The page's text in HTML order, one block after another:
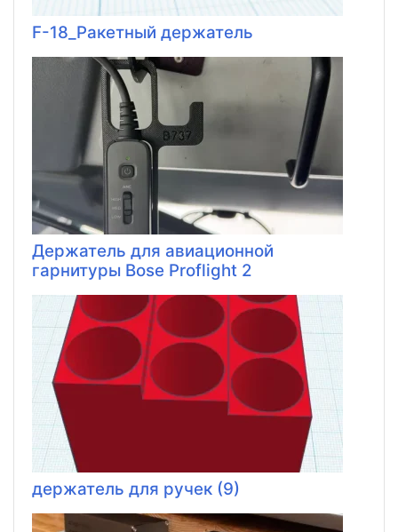
F-18_Ракетный держатель
Держатель для авиационной
гарнитуры Bose Proflight 2
держатель для ручек (9)